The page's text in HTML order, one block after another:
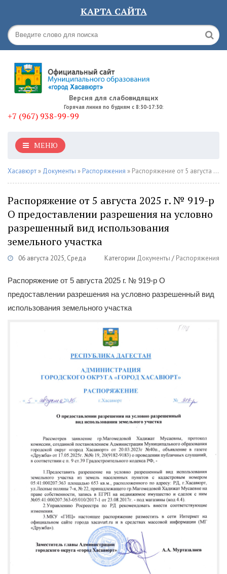
КАРТА САЙТА
Версия для слабовидящих
Горячая линия по будням с 8:30-17:30:
+7 (967) 938-99-99
МЕНЮ
Хасавюрт » Документы » Распоряжения » Распоряжение от 5 августа 2025 г. № 919-р О предоставлении разрешения на условно разрешенный вид использования земельного участка
Распоряжение от 5 августа 2025 г. № 919-р
О предоставлении разрешения на условно
разрешенный вид использования
земельного участка
06 августа 2025, Среда Категории Документы / Распоряжения
Распоряжение от 5 августа 2025 г. № 919-р О
предоставлении разрешения на условно разрешенный вид
использования земельного участка